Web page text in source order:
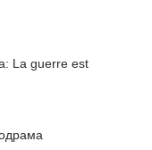
La guerre est